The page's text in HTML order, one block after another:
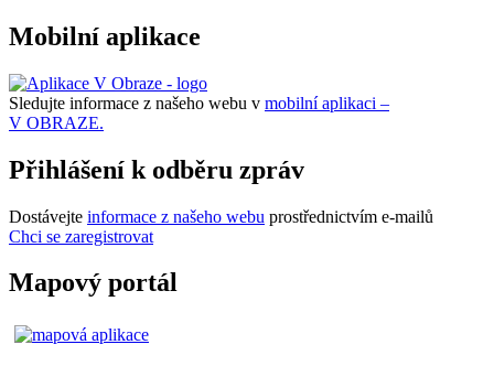
Mobilní aplikace
Sledujte informace z našeho webu v mobilní aplikaci –
V OBRAZE.
Přihlášení k odběru zpráv
Dostávejte informace z našeho webu prostřednictvím e-mailů
Chci se zaregistrovat
Mapový portál